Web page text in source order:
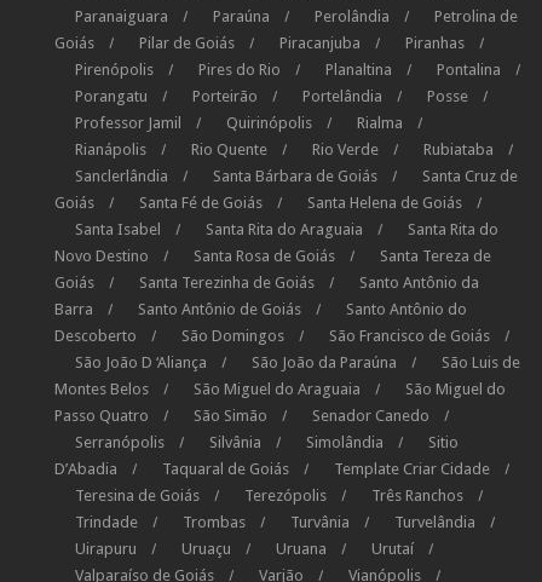
Paranaiguara
Paraúna Perolândia
Petrolina de
Goiás
Pilar de Goiás Piracanjuba
Piranhas
Pirenópolis
Pires do Rio Planaltina
Pontalina
Porangatu
Porteirão Portelândia
Posse
Professor Jamil
Quirinópolis
Rialma
Rianápolis
Rio Quente Rio Verde
Rubiataba
Sanclerlândia
Santa Bárbara de Goiás
Santa Cruz de
Goiás
Santa Fé de Goiás
Santa Helena de Goiás
Santa Isabel
Santa Rita do Araguaia
Santa Rita do
Novo Destino
Santa Rosa de Goiás
Santa Tereza de
Goiás
Santa Terezinha de Goiás
Santo Antônio da
Barra
Santo Antônio de Goiás
Santo Antônio do
Descoberto
São Domingos
São Francisco de Goiás
São João D ‘Aliança
São João da Paraúna
São Luis de
Montes Belos
São Miguel do Araguaia
São Miguel do
Passo Quatro
São Simão
Senador Canedo
Serranópolis
Silvânia Simolândia
Sitio
D’Abadia
Taquaral de Goiás
Template Criar Cidade
Teresina de Goiás
Terezópolis
Três Ranchos
Trindade
Trombas Turvânia
Turvelândia
Uirapuru
Uruaçu Uruana
Urutaí
Valparaíso de Goiás
Varjão Vianópolis